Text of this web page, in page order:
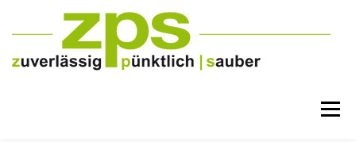
springen
Menü